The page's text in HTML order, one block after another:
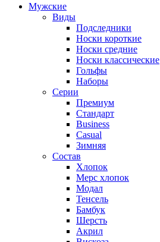
Мужские
Виды
Подследники
Носки короткие
Носки средние
Носки классические
Гольфы
Наборы
Серии
Премиум
Стандарт
Business
Casual
Зимняя
Состав
Хлопок
Мерс хлопок
Модал
Тенсель
Бамбук
Шерсть
Акрил